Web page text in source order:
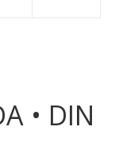
• DIN